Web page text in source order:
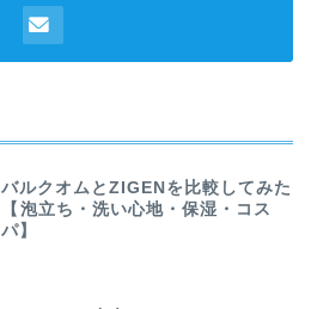
バルクオムとZIGENを比較してみた
【泡立ち・洗い心地・保湿・コス
パ】